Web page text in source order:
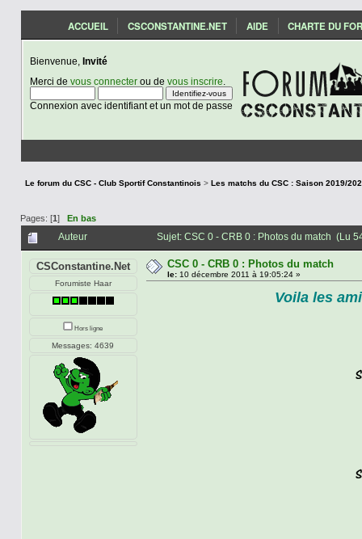
ACCUEIL CSCONSTANTINE.NET AIDE CHARTE DU
Bienvenue, Invité
Merci de vous connecterou de vous inscrire
Connexion avec identifiant et un mot de passe
Le forum du CSC - Club Sportif Constantinois >
Pages: [1] En bas
Auteur Sujet: CSC 0 - CRB 0 : Photos du match (Lu
CSConstantine.Net
Forumiste Haar
Hors ligne
Messages: 4639
CSC 0 - CRB 0 : Photos du match
le: 10 décembre 2011 à 19:05:24 »
Voila les